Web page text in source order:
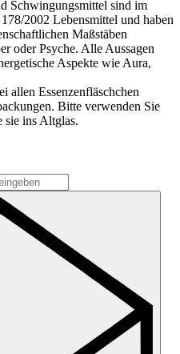
Schwingungsmittel sind im
2002 Lebensmittel und haben
Maßstäben
oder Psyche. Alle Aussagen
Aspekte wie Aura,
allen Essenzenfläschchen
Bitte verwenden Sie
sie ins Altglas.